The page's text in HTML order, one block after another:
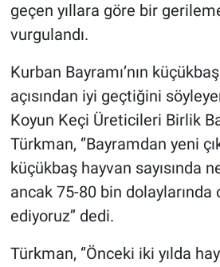
geçen yıllara göre bir
vurgulandı.
Kurban Bayramı’nın
açısından iyi geçtiğini
Koyun Keçi Üreticileri Birlik
Türkman, ‘’Bayramdan yeni
küçükbaş hayvan sayısında
ancak 75-80 bin
ediyoruz’’ dedi.
Türkman, ‘’Önceki iki yılda